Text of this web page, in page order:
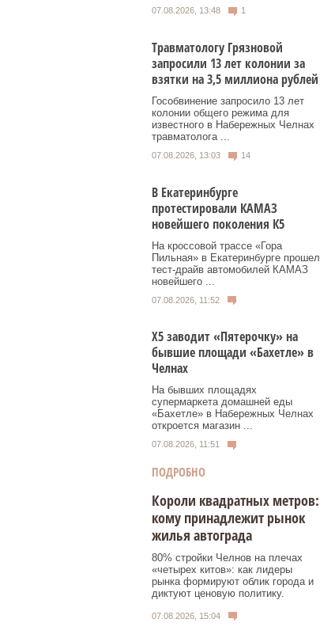
07.08.2026, 13:48 1
Травматологу Грязновой
запросили 13 лет колонии за
взятки на 3,5 миллиона рублей
Гособвинение запросило 13 лет
колонии общего режима для
известного в Набережных Челнах
травматолога ...
07.08.2026, 13:03 14
В Екатеринбурге
протестировали КАМАЗ
новейшего поколения К5
На кроссовой трассе «Гора
Пильная» в Екатеринбурге прошел
тест-драйв автомобилей КАМАЗ
новейшего ...
07.08.2026, 11:52
Х5 заводит «Пятерочку» на
бывшие площади «Бахетле» в
Челнах
На бывших площадях
супермаркета домашней еды
«Бахетле» в Набережных Челнах
откроется магазин ...
07.08.2026, 11:51
ПОДРОБНО
Короли квадратных метров:
кому принадлежит рынок
жилья автограда
80% стройки Челнов на плечах
«четырех китов»: как лидеры
рынка формируют облик города и
диктуют ценовую политику.
07.08.2026, 15:04